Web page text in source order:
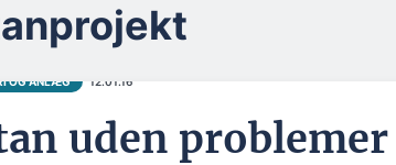
OG ANLÆG 12.01.16
uden problemer